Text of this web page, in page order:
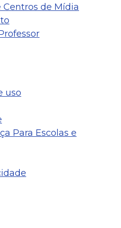
Centros de Mídia
uso
Para Escolas e